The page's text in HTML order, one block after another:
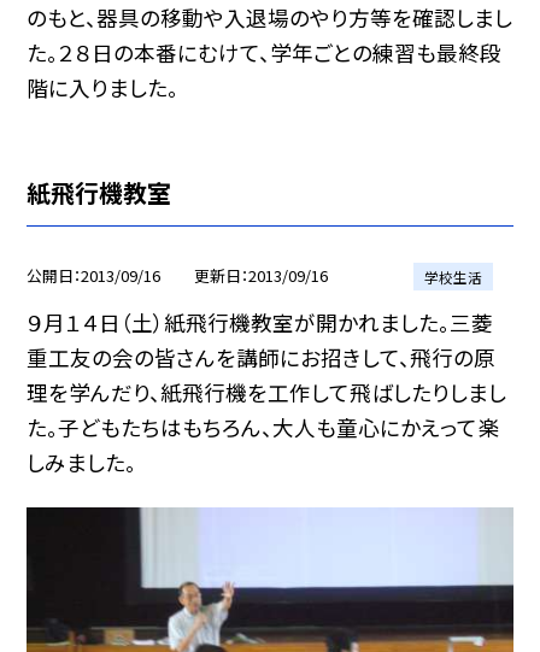
のもと、器具の移動や入退場のやり方等を確認しまし
た。２８日の本番にむけて、学年ごとの練習も最終段
階に入りました。
紙飛行機教室
公開日 2013/09/16 更新日 2013/09/16 学校生活
９月１４日（土）紙飛行機教室が開かれました。三菱
重工友の会の皆さんを講師にお招きして、飛行の原
理を学んだり、紙飛行機を工作して飛ばしたりしまし
た。子どもたちはもちろん、大人も童心にかえって楽
しみました。